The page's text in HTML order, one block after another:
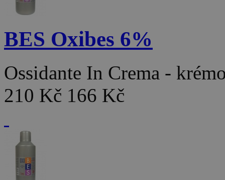
BES Oxibes 6%
Ossidante In Crema -
210 Kč 166 Kč